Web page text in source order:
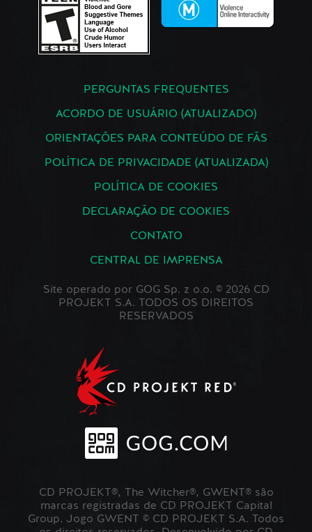
PERGUNTAS FREQUENTES
ACORDO DE USUÁRIO (ATUALIZADO)
ORIENTAÇÕES PARA CONTEÚDO DE FÃS
POLÍTICA DE PRIVACIDADE (ATUALIZADA)
POLÍTICA DE COOKIES
DECLARAÇÃO DE COOKIES
CONTATO
CENTRAL DE IMPRENSA
Site operado por GOG Sp. z o.o. © 2026 CD
PROJEKT S.A. TODOS OS DIREITOS
RESERVADOS
CD PROJEKT®, The Witcher®, GWENT® são
marcas registradas de CD PROJEKT Capital
Group. Jogo GWENT © CD PROJEKT S.A. Todos